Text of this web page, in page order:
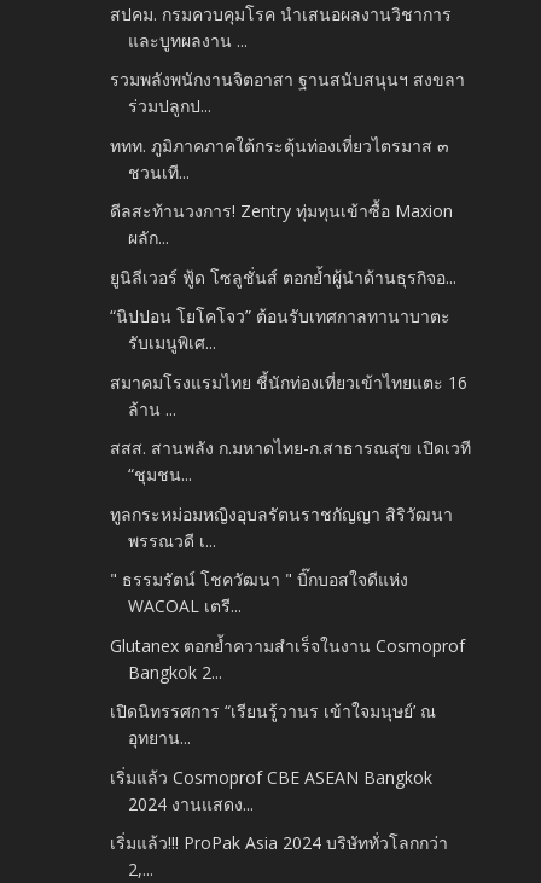
สปคม. กรมควบคุมโรค นำเสนอผลงานวิชาการ
และบูทผลงาน ...
รวมพลังพนักงานจิตอาสา ฐานสนับสนุนฯ สงขลา
ร่วมปลูกป...
ททท. ภูมิภาคภาคใต้กระตุ้นท่องเที่ยวไตรมาส ๓
ชวนเที...
ดีลสะท้านวงการ! Zentry ทุ่มทุนเข้าซื้อ Maxion
ผลัก...
ยูนิลีเวอร์ ฟู้ด โซลูชั่นส์ ตอกย้ำผู้นำด้านธุรกิจอ...
“นิปปอน โยโคโจว” ต้อนรับเทศกาลทานาบาตะ
รับเมนูพิเศ...
สมาคมโรงแรมไทย ชี้นักท่องเที่ยวเข้าไทยแตะ 16
ล้าน ...
สสส. สานพลัง ก.มหาดไทย-ก.สาธารณสุข เปิดเวที
“ชุมชน...
ทูลกระหม่อมหญิงอุบลรัตนราชกัญญา สิริวัฒนา
พรรณวดี เ...
" ธรรมรัตน์ โชควัฒนา " บิ๊กบอสใจดีแห่ง
WACOAL เตรี...
Glutanex ตอกย้ำความสำเร็จในงาน Cosmoprof
Bangkok 2...
เปิดนิทรรศการ “เรียนรู้วานร เข้าใจมนุษย์’ ณ
อุทยาน...
เริ่มแล้ว Cosmoprof CBE ASEAN Bangkok
2024 งานแสดง...
เริ่มแล้ว!!! ProPak Asia 2024 บริษัททั่วโลกกว่า
2,...